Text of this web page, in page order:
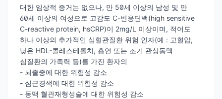
대한 임상적 증거는 없으나, 만 50세 이상의 남성 및 만
60세 이상의 여성으로 고감도 C-반응단백(high sensitive
C-reactive protein, hsCRP)이 2mg/L 이상이며, 적어도
하나 이상의 추가적인 심혈관질환 위험 인자(예 : 고혈압,
낮은 HDL-콜레스테롤치, 흡연 또는 조기 관상동맥
심질환의 가족력 등)를 가진 환자의
- 뇌졸중에 대한 위험성 감소
- 심근경색에 대한 위험성 감소
- 동맥 혈관재형성술에 대한 위험성 감소